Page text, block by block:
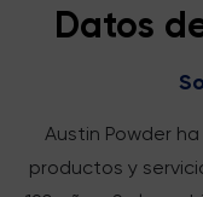
Datos
Austin Powder
productos y